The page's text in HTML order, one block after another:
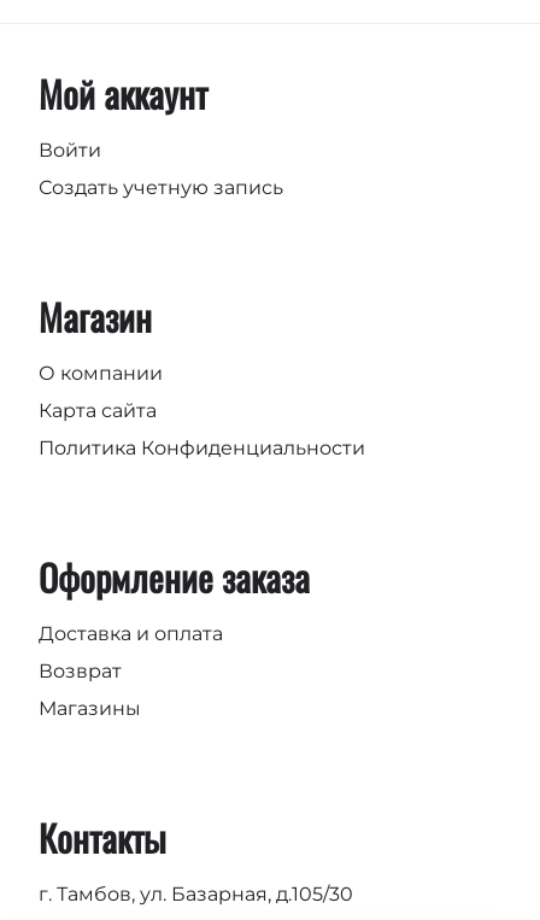
Мой аккаунт
Войти
Создать учетную запись
Магазин
О компании
Карта сайта
Политика Конфиденциальности
Оформление заказа
Доставка и оплата
Возврат
Магазины
Контакты
г. Тамбов, ул. Базарная, д.105/30